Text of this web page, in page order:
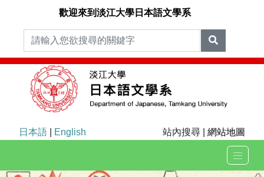
歡迎來到淡江大學日本語文學系
日本語 English 站內搜尋 | 網站地圖